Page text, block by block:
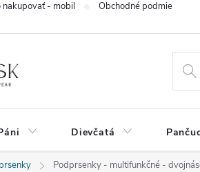
nakupovať - mobil Obchodné podmienky
Dievčatá
Podprsenky - multifunkčné -